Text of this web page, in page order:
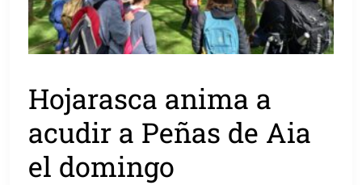
Hojarasca anima a
acudir a Peñas de Aia
el domingo